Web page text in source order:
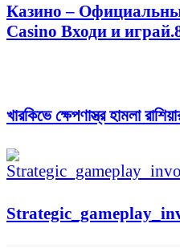
Казино –
Casino Входи и
খারকিভে ক্ষেপণাস্ত্র হামলা